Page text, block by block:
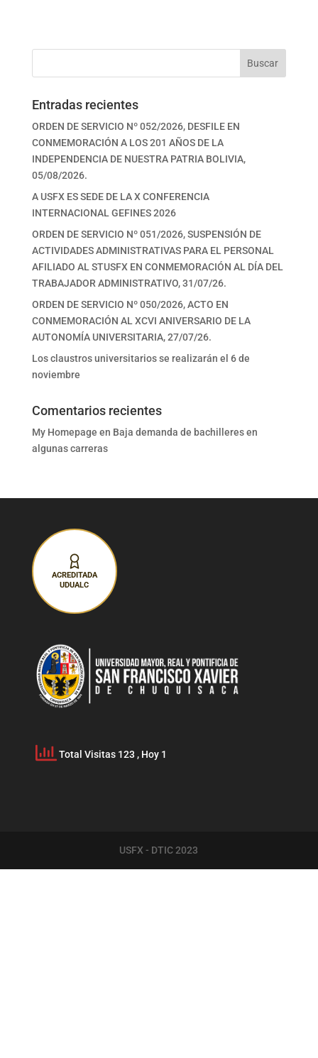
Buscar
Entradas recientes
ORDEN DE SERVICIO Nº 052/2026, DESFILE EN
CONMEMORACIÓN A LOS 201 AÑOS DE LA
INDEPENDENCIA DE NUESTRA PATRIA BOLIVIA,
05/08/2026.
A USFX ES SEDE DE LA X CONFERENCIA
INTERNACIONAL GEFINES 2026
ORDEN DE SERVICIO Nº 051/2026, SUSPENSIÓN DE
ACTIVIDADES ADMINISTRATIVAS PARA EL PERSONAL
AFILIADO AL STUSFX EN CONMEMORACIÓN AL DÍA DEL
TRABAJADOR ADMINISTRATIVO, 31/07/26.
ORDEN DE SERVICIO Nº 050/2026, ACTO EN
CONMEMORACIÓN AL XCVI ANIVERSARIO DE LA
AUTONOMÍA UNIVERSITARIA, 27/07/26.
Los claustros universitarios se realizarán el 6 de
noviembre
Comentarios recientes
My Homepage en Baja demanda de bachilleres en
algunas carreras
ACREDITADA
UDUALC
Total Visitas 123 , Hoy 1
USFX - DTIC 2023